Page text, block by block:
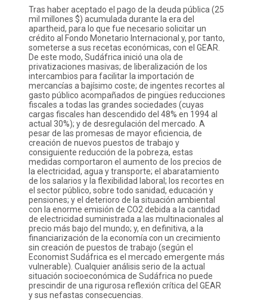
Tras haber aceptado el pago de la deuda pública (25
mil millones $) acumulada durante la era del
apartheid, para lo que fue necesario solicitar un
crédito al Fondo Monetario Internacional y, por tanto,
someterse a sus recetas económicas, con el GEAR.
De este modo, Sudáfrica inició una ola de
privatizaciones masivas; de liberalización de los
intercambios para facilitar la importación de
mercancías a bajísimo coste; de ingentes recortes al
gasto público acompañados de pingües reducciones
fiscales a todas las grandes sociedades (cuyas
cargas fiscales han descendido del 48% en 1994 al
actual 30%); y de desregulación del mercado. A
pesar de las promesas de mayor eficiencia, de
creación de nuevos puestos de trabajo y
consiguiente reducción de la pobreza, estas
medidas comportaron el aumento de los precios de
la electricidad, agua y transporte; el abaratamiento
de los salarios y la flexibilidad laboral; los recortes en
el sector público, sobre todo sanidad, educación y
pensiones; y el deterioro de la situación ambiental
con la enorme emisión de CO2 debida a la cantidad
de electricidad suministrada a las multinacionales al
precio más bajo del mundo; y, en definitiva, a la
financiarización de la economía con un crecimiento
sin creación de puestos de trabajo (según el
Economist Sudáfrica es el mercado emergente más
vulnerable). Cualquier análisis serio de la actual
situación socioeconómica de Sudáfrica no puede
prescindir de una rigurosa reflexión crítica del GEAR
y sus nefastas consecuencias.